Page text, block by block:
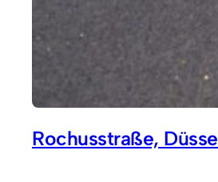
Rochusstraße,